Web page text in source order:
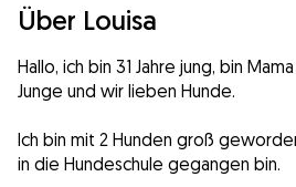
Über Louisa
Hallo, ich bin 31 Jahre jung, bin
Junge und wir lieben Hunde.
Ich bin mit 2 Hunden groß
in die Hundeschule gegangen bin.